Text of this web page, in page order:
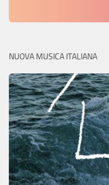
NUOVA MUSICA ITALIANA